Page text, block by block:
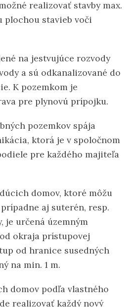
realizovať stavby max.
plochou stavieb voči
na jestvujúce rozvody
a sú odkanalizované do
K pozemkom je
pre plynovú prípojku.
pozemkov spája
ktorá je v spoločnom
pre každého majiteľa
domov, ktoré môžu
aj suterén, resp.
je určená územným
okraja prístupovej
od hranice susedných
na min. 1 m.
domov podľa vlastného
realizovať každý nový